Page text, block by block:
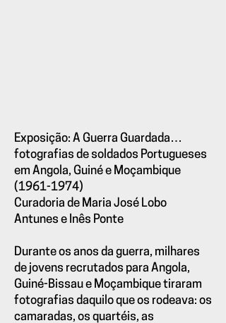
Exposição: A Guerra Guardada…
fotografias de soldados Portugueses
em Angola, Guiné e Moçambique
(1961-1974)
Curadoria de Maria José Lobo
Antunes e Inês Ponte
Durante os anos da guerra, milhares
de jovens recrutados para Angola,
Guiné-Bissau e Moçambique tiraram
fotografias daquilo que os rodeava: os
camaradas, os quartéis, as